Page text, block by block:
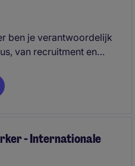
ben je verantwoordelijk
van recruitment en
Je bent het eerste
en management
- Internationale